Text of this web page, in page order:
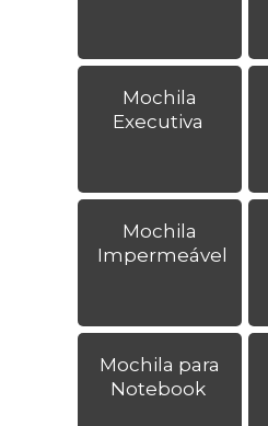
Mochila
Executiva
Mochila
Impermeável
Mochila para
Notebook